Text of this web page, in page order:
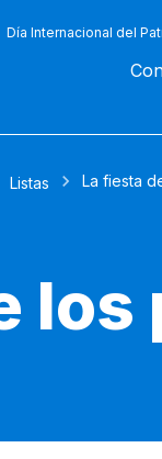
Día Internacional del
Listas La fiesta
los